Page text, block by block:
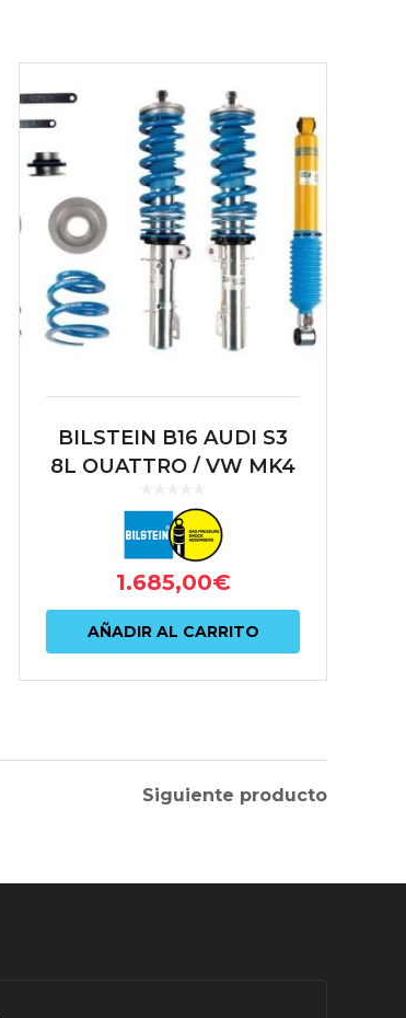
BILSTEIN B16 AUDI S3
8L QUATTRO / VW MK4
QUATTRO
1.685,00€
AÑADIR AL CARRITO
Siguiente producto